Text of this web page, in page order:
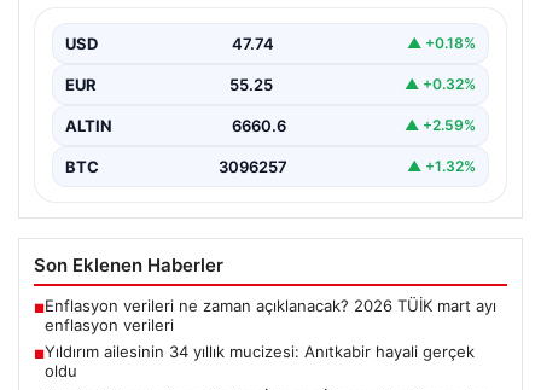
Zeynep Yıldırım (59), tam 34 yıl boyunca…
USD 47.74 ▲ +0.18%
EUR 55.25 ▲ +0.32%
ALTIN 6660.6 ▲ +2.59%
BTC 3096257 ▲ +1.32%
Son Eklenen Haberler
■Enflasyon verileri ne zaman açıklanacak? 2026 TÜİK mart ayı
enflasyon verileri
■Yıldırım ailesinin 34 yıllık mucizesi: Anıtkabir hayali gerçek
oldu